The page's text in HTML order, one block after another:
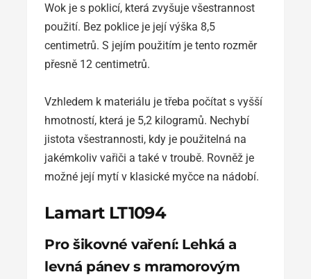
Wok je s poklicí, která zvyšuje všestrannost
použití. Bez poklice je její výška 8,5
centimetrů. S jejím použitím je tento rozměr
přesně 12 centimetrů.
Vzhledem k materiálu je třeba počítat s vyšší
hmotností, která je 5,2 kilogramů. Nechybí
jistota všestrannosti, kdy je použitelná na
jakémkoliv vařiči a také v troubě. Rovněž je
možné její mytí v klasické myčce na nádobí.
Lamart LT1094
Pro šikovné vaření: Lehká a
levná pánev s mramorovým